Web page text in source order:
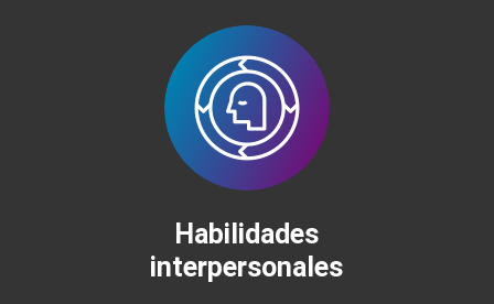
Habilidades
interpersonales